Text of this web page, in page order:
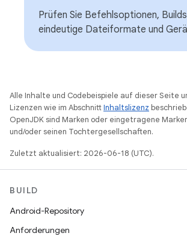
Prüfen Sie Befehlsoptionen,
eindeutige Dateiformate und
Alle Inhalte und Codebeispiele auf dieser Seite
Lizenzen wie im AbschnittInhaltslizenz
OpenJDK sind Marken oder eingetragene
und/oder seinen Tochtergesellschaften.
Zuletzt aktualisiert: 2026-06-18 (UTC).
BUILD
Android-Repository
Anforderungen